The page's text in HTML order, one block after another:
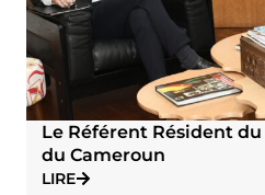
Le Référent Résident
du Cameroun
LIRE